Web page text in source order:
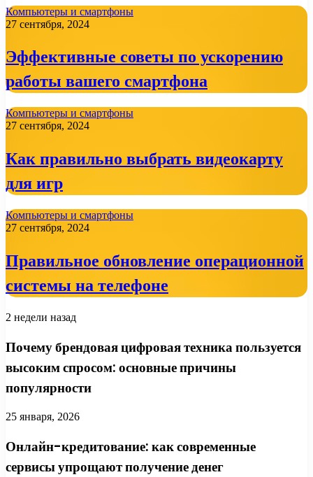
Компьютеры и смартфоны
27 сентября, 2024
Эффективные советы по ускорению
работы вашего смартфона
Компьютеры и смартфоны
27 сентября, 2024
Как правильно выбрать видеокарту
для игр
Компьютеры и смартфоны
27 сентября, 2024
Правильное обновление операционной
системы на телефоне
2 недели назад
Почему брендовая цифровая техника пользуется
высоким спросом: основные причины
популярности
25 января, 2026
Онлайн-кредитование: как современные
сервисы упрощают получение денег